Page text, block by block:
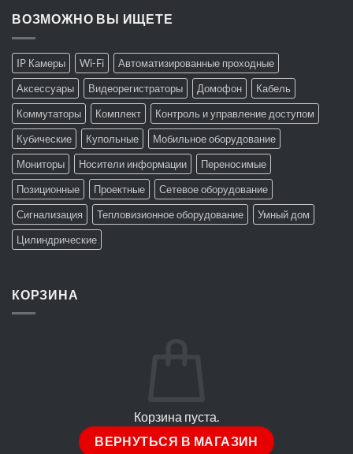
ВОЗМОЖНО ВЫ ИЩЕТЕ
IP Камеры Wi-Fi
Автоматизированные проходные
Аксессуары
Видеорегистраторы Домофон
Кабель
Коммутаторы
Комплект
Контроль и управление доступом
Кубические
Купольные
Мобильное оборудование
Мониторы
Носители информации
Переносимые
Позиционные
Проектные
Сетевое оборудование
Сигнализация
Тепловизионное оборудование
Умный дом
Цилиндрические
КОРЗИНА
Корзина пуста.
ВЕРНУТЬСЯ В МАГАЗИН